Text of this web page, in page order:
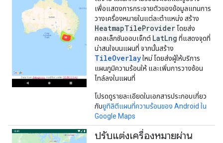
เพื่อแสดงการกระจายตัวของข้อมูลแทนการ
วางเครื่องหมายในแต่ละตำแหน่ง สร้าง
HeatmapTileProvider โดยส่ง
คอลเล็กชันออบเจ็กต์ LatLng ที่แสดงจุดที่
น่าสนใจบนแผนที่ จากนั้นสร้าง
TileOverlayใหม่ โดยส่งผู้ให้บริการ
แผนภูมิความร้อนให้ และเพิ่มการวางซ้อน
ไทล์ลงในแผนที่
โปรดดูรายละเอียดในเอกสารประกอบเกี่ยว
กับยูทิลิตีแผนที่ความร้อนของ Android ใน
Google Maps
ปรับแต่งเครื่องหมายผ่าน